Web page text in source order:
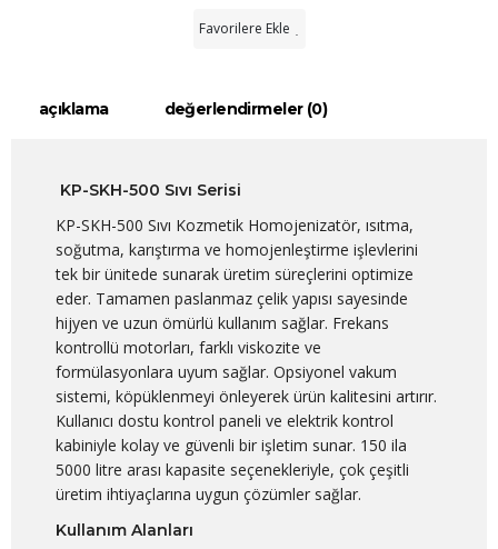
Favorilere Ekle
açıklama değerlendirmeler (0)
KP-SKH-500 Sıvı Serisi
KP-SKH-500 Sıvı Kozmetik Homojenizatör, ısıtma,
soğutma, karıştırma ve homojenleştirme işlevlerini
tek bir ünitede sunarak üretim süreçlerini optimize
eder. Tamamen paslanmaz çelik yapısı sayesinde
hijyen ve uzun ömürlü kullanım sağlar. Frekans
kontrollü motorları, farklı viskozite ve
formülasyonlara uyum sağlar. Opsiyonel vakum
sistemi, köpüklenmeyi önleyerek ürün kalitesini artırır.
Kullanıcı dostu kontrol paneli ve elektrik kontrol
kabiniyle kolay ve güvenli bir işletim sunar. 150 ila
5000 litre arası kapasite seçenekleriyle, çok çeşitli
üretim ihtiyaçlarına uygun çözümler sağlar.
Kullanım Alanları